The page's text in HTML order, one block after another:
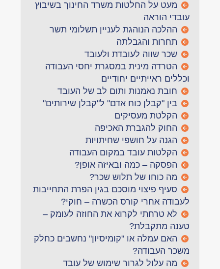
מעט על החלטות משרד החינוך בשיבוץ
עובדי הוראה
ההלכה הנוהגת לעניין תשלומי תשר
תחרות והגבלתה
שכר שווה לעובדת ולעובד
הטרדה מינית במסגרת יחסי העבודה
וכללים ראייתיים יחודיים
חובת נאמנות ותום לב של העובד
בין "קבלן כוח אדם" ל"קבלן שירותים"
הקלטת מעסיקים
החוק להגברת האכיפה
הגנה על חושפי שחיתויות
הקלטות עובד במקום העבודה
הפסקה – כמה ובאיזה אופן?
מה כוחו של תלוש שכר?
סעיף פיצוי מוסכם בגין הפרת התחייבות
לעבודה אחרי קורס הכשרה – חוקי?
לא טרחתי לקרוא את החוזה לעומק –
טענה מתקבלת?
האם עמלה או "קומיסיון" נחשבים כחלק
משכר העבודה?
מה עלול לגרור שימוש של עובד